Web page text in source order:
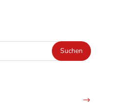
Suchen